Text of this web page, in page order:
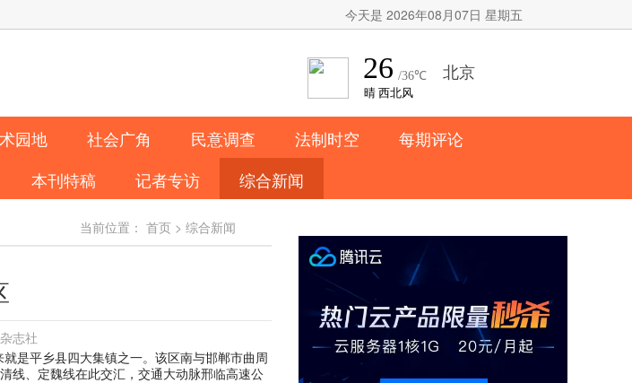
今天是 2026年08月07日 星期五
园地 社会广角 民意调查 法制时空
每期评论
本刊特稿 记者专访 综合新闻
当前位置： 首页 > 综合新闻
志社
是平乡县四大集镇之一。该区南与邯郸市曲周
线、定魏线在此交汇，交通大动脉邢临高速公